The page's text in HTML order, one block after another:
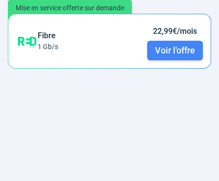
Mise en service offerte sur demande
Fibre
1 Gb/s
22,99€/mois
Voir l'offre